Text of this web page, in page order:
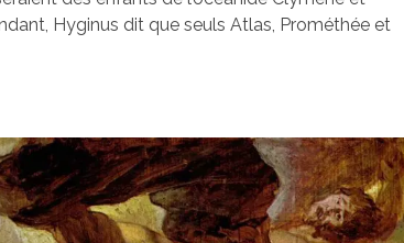
Hyginus dit que seuls Atlas, Prométhée et